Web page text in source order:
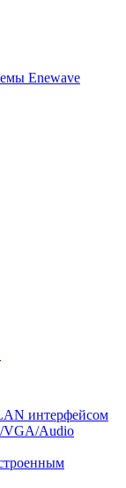
Enewave
интерфейсом
VGA/Audio